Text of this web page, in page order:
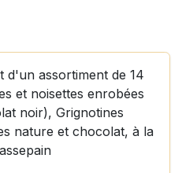
d'un assortiment de 14
et noisettes enrobées
noir), Grignotines
nature et chocolat, à la